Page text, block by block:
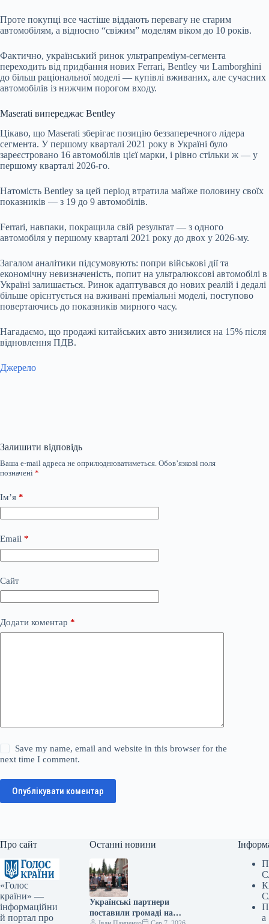
Проте покупці все частіше віддають перевагу не старим
автомобілям, а відносно “свіжим” моделям віком до 10 років.
Фактично, український ринок ультрапреміум-сегмента
переходить від придбання нових Ferrari, Bentley чи Lamborghini
до більш раціональної моделі — купівлі вживаних, але сучасних
автомобілів із нижчим порогом входу.
Maserati випереджає Bentley
Цікаво, що Maserati зберігає позицію беззаперечного лідера
сегмента. У першому кварталі 2021 року в Україні було
зареєстровано 16 автомобілів цієї марки, і рівно стільки ж — у
першому кварталі 2026-го.
Натомість Bentley за цей період втратила майже половину своїх
показників — з 19 до 9 автомобілів.
Ferrari, навпаки, покращила свій результат — з одного
автомобіля у першому кварталі 2021 року до двох у 2026-му.
Загалом аналітики підсумовують: попри військові дії та
економічну невизначеність, попит на ультралюксові автомобілі в
Україні залишається. Ринок адаптувався до нових реалій і дедалі
більше орієнтується на вживані преміальні моделі, поступово
повертаючись до показників мирного часу.
Нагадаємо, що продажі китайських авто знизилися на 15% після
відновлення ПДВ.
Джерело
Залишити відповідь
Ваша e-mail адреса не оприлюднюватиметься. Обов’язкові поля
позначені *
Ім’я *
Email *
Сайт
Додати коментар *
Save my name, email and website in this browser for the
next time I comment.
Опублікувати коментар
Про сайт
«Голос
країни» —
інформаційни
й портал про
Останні новини
Українські партнери
поставили громаді на
а